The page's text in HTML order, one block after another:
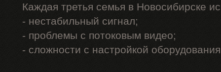
Каждая третья семья в Новосибирске
- нестабильный сигнал;
- проблемы с потоковым видео;
- сложности с настройкой